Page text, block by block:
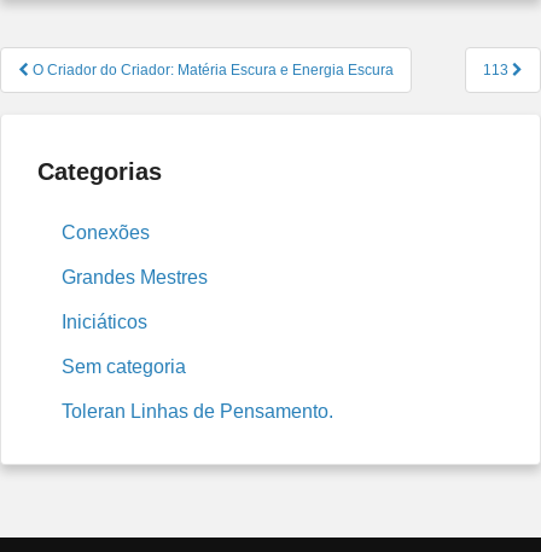
Navegação
de
O Criador do Criador: Matéria Escura e Energia Escura 113
Categorias
Conexões
Grandes Mestres
Iniciáticos
Sem categoria
Toleran Linhas de Pensamento.